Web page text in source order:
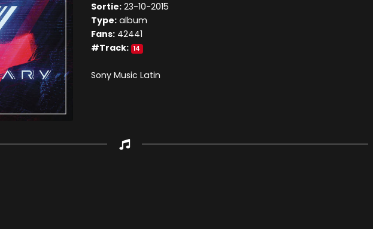
Sortie: 23-10-2015
Type: album
Fans: 42441
#Track: 14
Sony Music Latin